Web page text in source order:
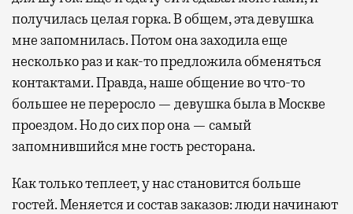
получилась целая горка. В общем, эта девушка
мне запомнилась. Потом она заходила еще
несколько раз и как-то предложила обменяться
контактами. Правда, наше общение во что-то
большее не переросло — девушка была в Москве
проездом. Но до сих пор она — самый
запомнившийся мне гость ресторана.
Как только теплеет, у нас становится больше
гостей. Меняется и состав заказов: люди начинают